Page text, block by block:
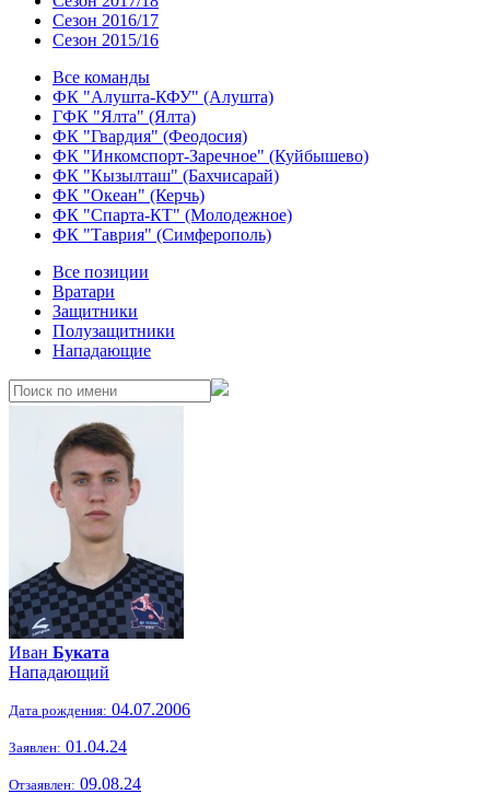
Сезон 2016/17
Сезон 2015/16
Все команды
ФК "Алушта-КФУ" (Алушта)
ГФК "Ялта" (Ялта)
ФК "Гвардия" (Феодосия)
ФК "Инкомспорт-Заречное" (Куйбышево)
ФК "Кызылташ" (Бахчисарай)
ФК "Океан" (Керчь)
ФК "Спарта-КТ" (Молодежное)
ФК "Таврия" (Симферополь)
Все позиции
Вратари
Защитники
Полузащитники
Нападающие
Иван Буката
Нападающий
Дата рождения: 04.07.2006
Заявлен: 01.04.24
Отзаявлен: 09.08.24